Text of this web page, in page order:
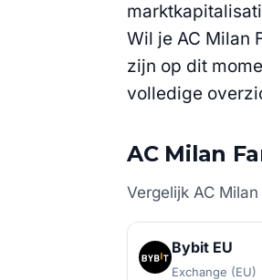
Wil je AC Milan
zijn op dit
volledige
AC Milan
Vergelijk AC
Bybit EU
Exchange (EU)